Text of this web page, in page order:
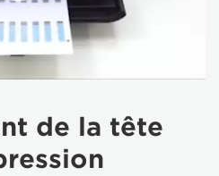
de la tête